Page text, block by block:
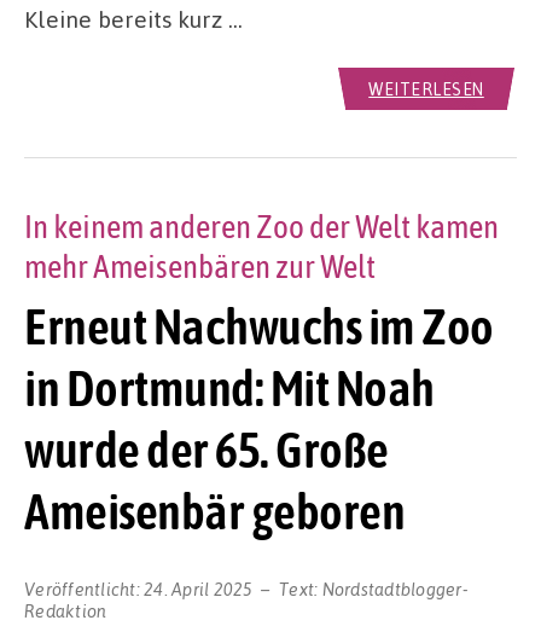
Kleine bereits kurz …
WEITERLESEN
Erneut Nachwuchs im Zoo
in Dortmund: Mit Noah
wurde der 65. Große
Ameisenbär geboren
In keinem anderen Zoo der Welt kamen
mehr Ameisenbären zur Welt
Veröffentlicht:24. April 2025 Text: Nordstadtblogger-
Redaktion